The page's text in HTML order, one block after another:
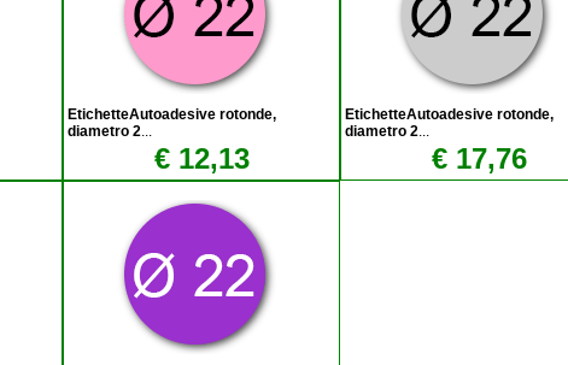
EtichetteAutoadesive rotonde,
diametro 2...
€ 12,13
EtichetteAutoadesive rotonde,
diametro 2...
€ 17,76